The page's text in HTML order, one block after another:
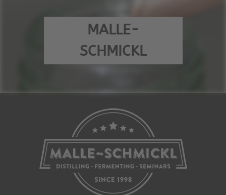
MALLE-
SCHMICKL